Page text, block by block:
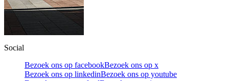
Social
Bezoek ons op facebookBezoek ons op x
Bezoek ons op linkedinBezoek ons op youtube